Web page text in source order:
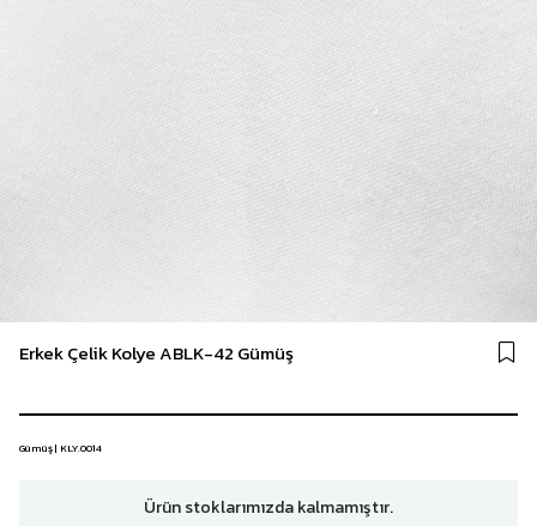
Erkek Çelik Kolye ABLK-42 Gümüş
Gümüş | KLY.0014
Ürün stoklarımızda kalmamıştır.